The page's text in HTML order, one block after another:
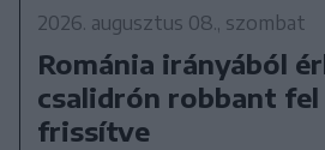
2026. augusztus 08., szombat
Románia irányából
csalidrón robbant fel
frissítve